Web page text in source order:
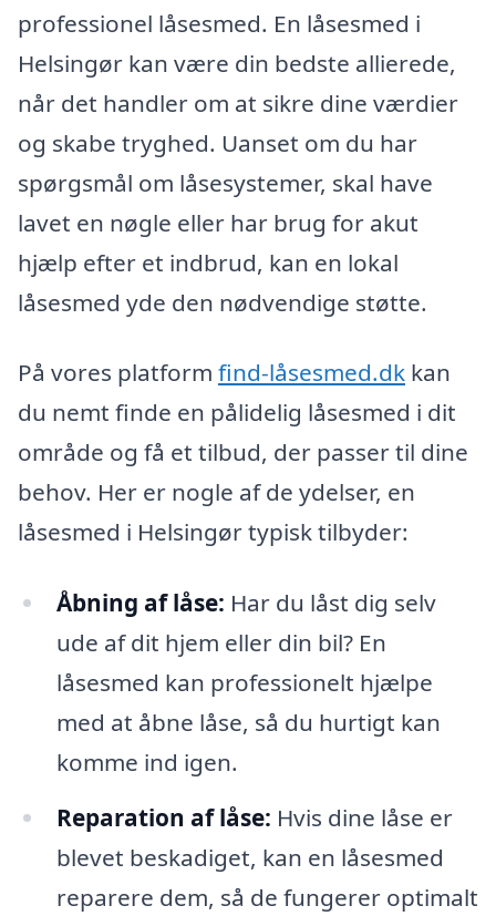
professionel låsesmed. En låsesmed i
Helsingør kan være din bedste allierede,
når det handler om at sikre dine værdier
og skabe tryghed. Uanset om du har
spørgsmål om låsesystemer, skal have
lavet en nøgle eller har brug for akut
hjælp efter et indbrud, kan en lokal
låsesmed yde den nødvendige støtte.
På vores platform find-låsesmed.dk kan
du nemt finde en pålidelig låsesmed i dit
område og få et tilbud, der passer til dine
behov. Her er nogle af de ydelser, en
låsesmed i Helsingør typisk tilbyder:
Åbning af låse: Har du låst dig selv
ude af dit hjem eller din bil? En
låsesmed kan professionelt hjælpe
med at åbne låse, så du hurtigt kan
komme ind igen.
Reparation af låse: Hvis dine låse er
blevet beskadiget, kan en låsesmed
reparere dem, så de fungerer optimalt